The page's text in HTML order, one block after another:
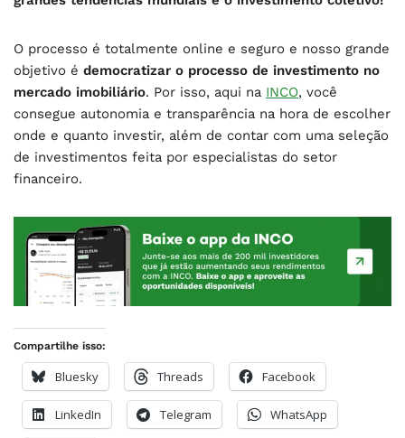
O processo é totalmente online e seguro e nosso grande
objetivo é democratizar o processo de investimento no
mercado imobiliário. Por isso, aqui na INCO, você
consegue autonomia e transparência na hora de escolher
onde e quanto investir, além de contar com uma seleção
de investimentos feita por especialistas do setor
financeiro.
Compartilhe isso:
Bluesky Threads Facebook
LinkedIn Telegram WhatsApp